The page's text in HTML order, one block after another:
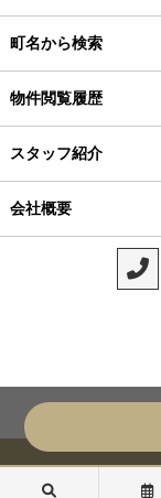
町名から検索
物件閲覧履歴
スタッフ紹介
会社概要